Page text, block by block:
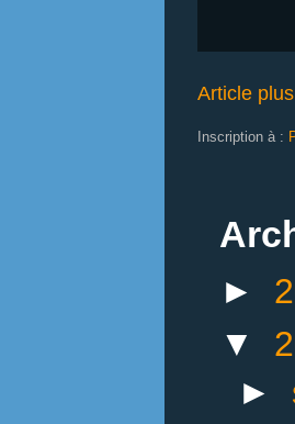
Article
Inscription à :
►
▼
►